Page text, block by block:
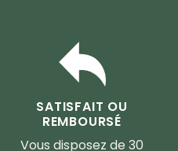
SATISFAIT OU
REMBOURSÉ
Vous disposez de 30